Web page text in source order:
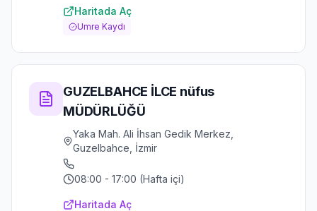
Haritada Aç
Umre Kaydı
GUZELBAHCE İLCE nüfus
MÜDÜRLÜĞÜ
Yaka Mah. Ali İhsan Gedik Merkez,
Guzelbahce, İzmir
08:00 - 17:00 (Hafta içi)
Haritada Aç